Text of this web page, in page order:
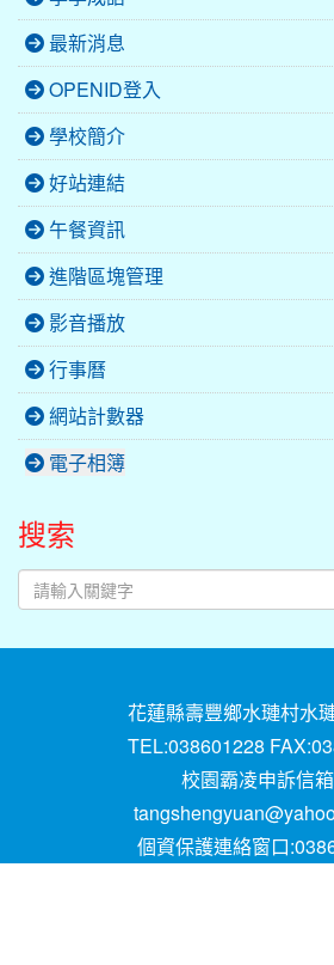
最新消息
OPENID登入
學校簡介
好站連結
午餐資訊
進階區塊管理
影音播放
行事曆
網站計數器
電子相簿
搜索
花蓮縣壽豐鄉水璉村水
TEL:038601228
校園霸凌申訴信箱
個資保護連絡窗口